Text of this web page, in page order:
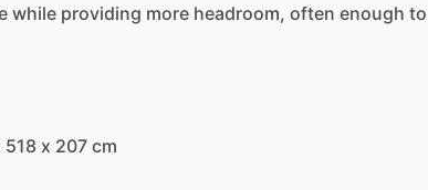
while providing more headroom, often enough to
518 x 207 cm